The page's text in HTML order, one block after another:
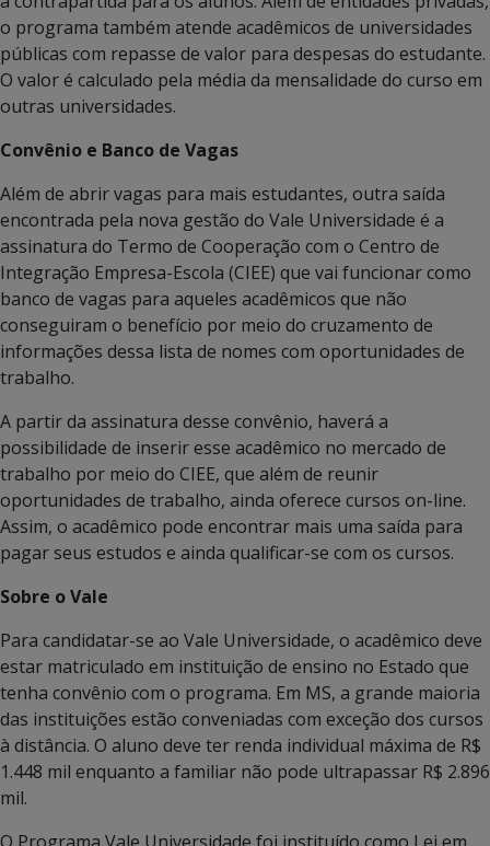
o programa também atende acadêmicos de universidades
públicas com repasse de valor para despesas do estudante.
O valor é calculado pela média da mensalidade do curso em
outras universidades.
Convênio e Banco de Vagas
Além de abrir vagas para mais estudantes, outra saída
encontrada pela nova gestão do Vale Universidade é a
assinatura do Termo de Cooperação com o Centro de
Integração Empresa-Escola (CIEE) que vai funcionar como
banco de vagas para aqueles acadêmicos que não
conseguiram o benefício por meio do cruzamento de
informações dessa lista de nomes com oportunidades de
trabalho.
A partir da assinatura desse convênio, haverá a
possibilidade de inserir esse acadêmico no mercado de
trabalho por meio do CIEE, que além de reunir
oportunidades de trabalho, ainda oferece cursos on-line.
Assim, o acadêmico pode encontrar mais uma saída para
pagar seus estudos e ainda qualificar-se com os cursos.
Sobre o Vale
Para candidatar-se ao Vale Universidade, o acadêmico deve
estar matriculado em instituição de ensino no Estado que
tenha convênio com o programa. Em MS, a grande maioria
das instituições estão conveniadas com exceção dos cursos
à distância. O aluno deve ter renda individual máxima de R$
1.448 mil enquanto a familiar não pode ultrapassar R$ 2.896
mil.